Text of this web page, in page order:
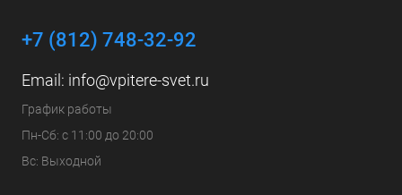
+7 (812) 748-32-92
Email: info@vpitere-svet.ru
График работы
Пн-Сб: с 11:00 до 20:00
Вс: Выходной